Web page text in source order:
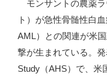
モンサントの農薬ラ
ト）が急性骨髄性白
AML）との関連が米
撃が生まれている。
Study（AHS）で、米